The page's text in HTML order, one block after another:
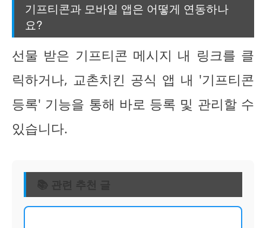
기프티콘과 모바일 앱은 어떻게 연동하나
요?
선물 받은 기프티콘 메시지 내 링크를 클
릭하거나, 교촌치킨 공식 앱 내 '기프티콘
등록' 기능을 통해 바로 등록 및 관리할 수
있습니다.
📚 관련 추천 글